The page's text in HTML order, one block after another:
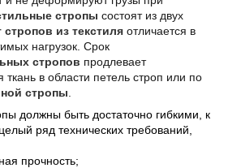
стропы состоят из двух
стропов из текстиля отличается в
нагрузок. Срок
стропов продлевает
в области петель строп или по
стропы
должны быть достаточно гибкими, к
ряд технических требований,
прочность;